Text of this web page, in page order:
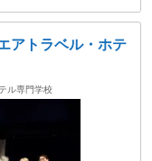
アトラベル・ホテ
ル専門学校